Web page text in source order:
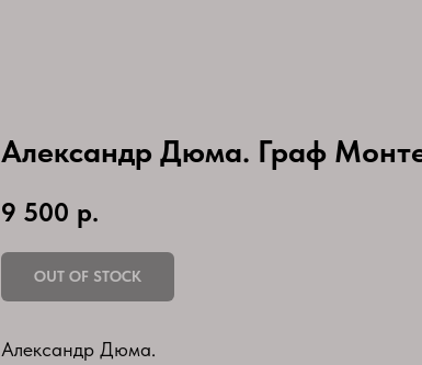
Александр Дюма. Граф
9 500 р.
OUT OF STOCK
Александр Дюма.